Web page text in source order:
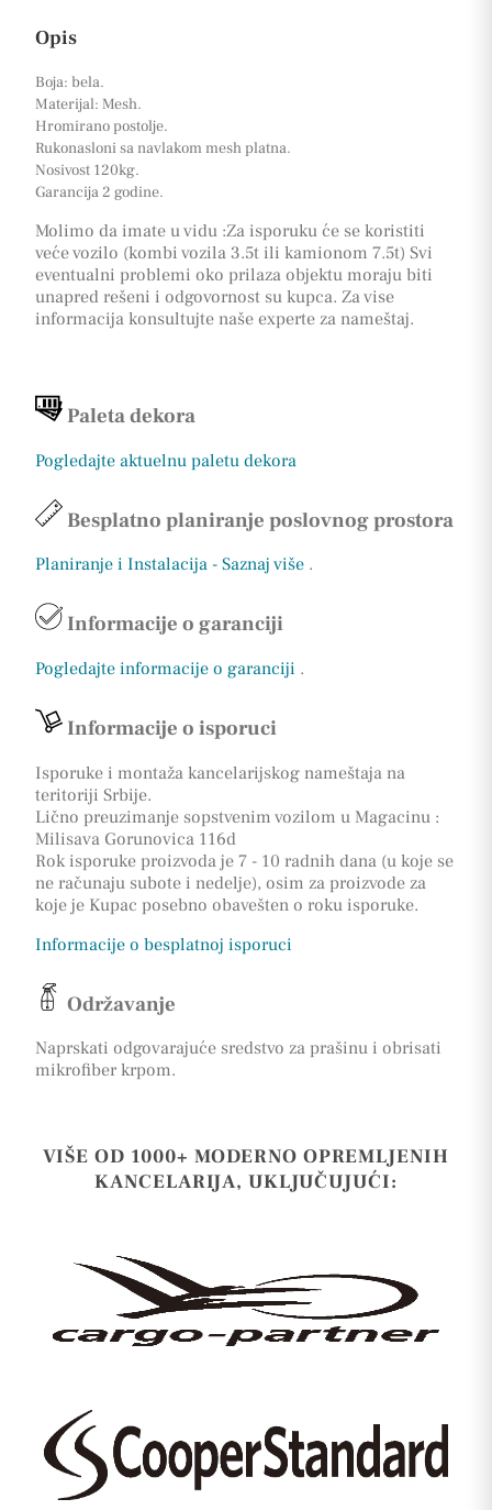
Opis
Boja: bela.
Materijal: Mesh.
Hromirano postolje.
Rukonasloni sa navlakom mesh platna.
Nosivost 120kg.
Garancija 2 godine.
Molimo da imate u vidu :Za isporuku će se koristiti
veće vozilo (kombi vozila 3.5t ili kamionom 7.5t) Svi
eventualni problemi oko prilaza objektu moraju biti
unapred rešeni i odgovornost su kupca. Za vise
informacija konsultujte naše experte za nameštaj.
Paleta dekora
Pogledajte aktuelnu paletu dekora
Besplatno planiranje poslovnog prostora
Planiranje i Instalacija - Saznaj više .
Informacije o garanciji
Pogledajte informacije o garanciji .
Informacije o isporuci
Isporuke i montaža kancelarijskog nameštaja na
teritoriji Srbije.
Lično preuzimanje sopstvenim vozilom u Magacinu :
Milisava Gorunovica 116d
Rok isporuke proizvoda je 7 - 10 radnih dana (u koje se
ne računaju subote i nedelje), osim za proizvode za
koje je Kupac posebno obavešten o roku isporuke.
Informacije o besplatnoj isporuci
Održavanje
Naprskati odgovarajuće sredstvo za prašinu i obrisati
mikrofiber krpom.
VIŠE OD 1000+ MODERNO OPREMLJENIH
KANCELARIJA, UKLJUČUJUĆI: